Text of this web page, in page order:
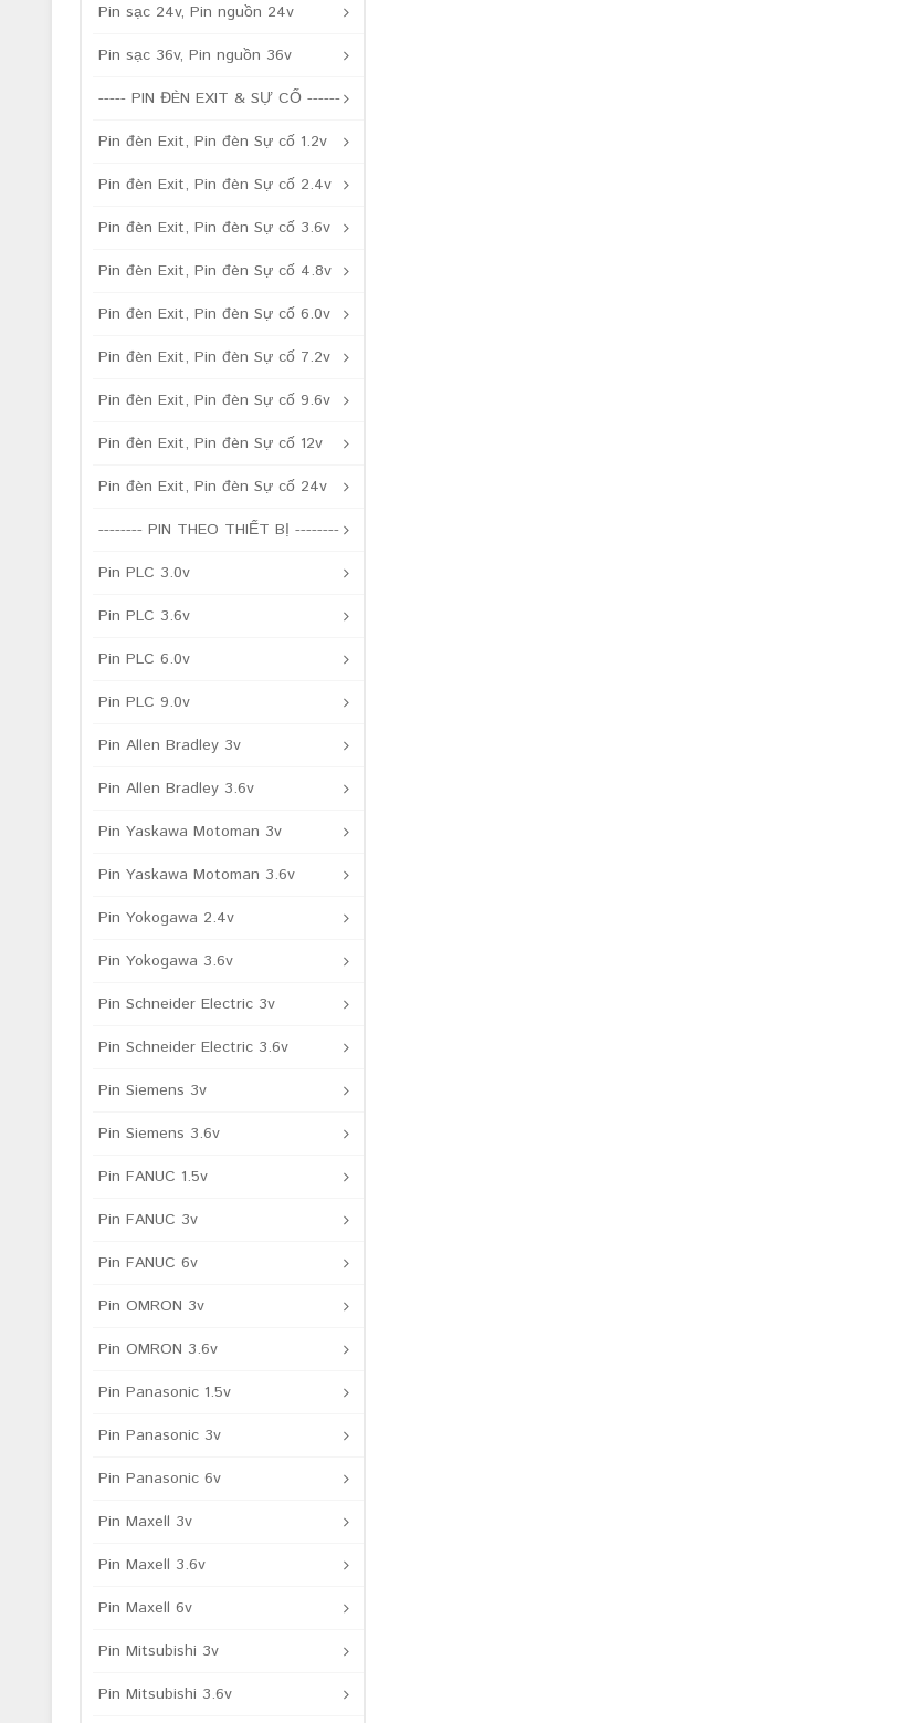
Pin sạc 24v, Pin nguồn 24v
Pin sạc 36v, Pin nguồn 36v
----- PIN ĐÈN EXIT & SỰ CỐ ------
Pin đèn Exit, Pin đèn Sự cố 1.2v
Pin đèn Exit, Pin đèn Sự cố 2.4v
Pin đèn Exit, Pin đèn Sự cố 3.6v
Pin đèn Exit, Pin đèn Sự cố 4.8v
Pin đèn Exit, Pin đèn Sự cố 6.0v
Pin đèn Exit, Pin đèn Sự cố 7.2v
Pin đèn Exit, Pin đèn Sự cố 9.6v
Pin đèn Exit, Pin đèn Sự cố 12v
Pin đèn Exit, Pin đèn Sự cố 24v
-------- PIN THEO THIẾT BỊ --------
Pin PLC 3.0v
Pin PLC 3.6v
Pin PLC 6.0v
Pin PLC 9.0v
Pin Allen Bradley 3v
Pin Allen Bradley 3.6v
Pin Yaskawa Motoman 3v
Pin Yaskawa Motoman 3.6v
Pin Yokogawa 2.4v
Pin Yokogawa 3.6v
Pin Schneider Electric 3v
Pin Schneider Electric 3.6v
Pin Siemens 3v
Pin Siemens 3.6v
Pin FANUC 1.5v
Pin FANUC 3v
Pin FANUC 6v
Pin OMRON 3v
Pin OMRON 3.6v
Pin Panasonic 1.5v
Pin Panasonic 3v
Pin Panasonic 6v
Pin Maxell 3v
Pin Maxell 3.6v
Pin Maxell 6v
Pin Mitsubishi 3v
Pin Mitsubishi 3.6v